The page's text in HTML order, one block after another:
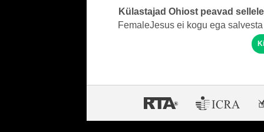
Külastajad Ohiost peavad
FemaleJesus ei kogu ega